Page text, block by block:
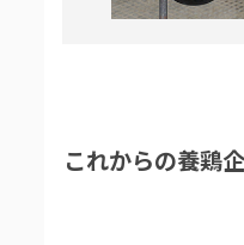
これからの養鶏